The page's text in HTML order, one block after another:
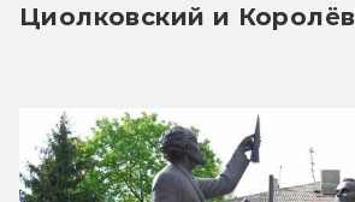
Циолковский и Королёв